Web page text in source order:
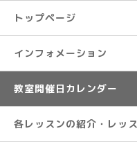
トップページ
インフォメーション
教室開催日カレンダー
各レッスンの紹介・レッ